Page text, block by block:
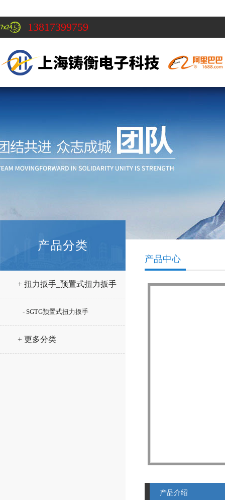
13817399759
产品分类
+ 扭力扳手_预置式扭力扳手
- SGTG预置式扭力扳手
+ 更多分类
产品中心
产品介绍